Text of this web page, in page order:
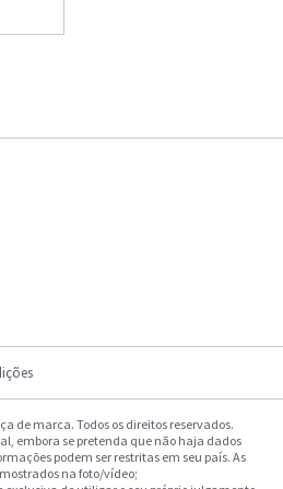
de marca. Todos os direitos reservados.
embora se pretenda que não haja dados
podem ser restritas em seu país. As
na foto/vídeo;